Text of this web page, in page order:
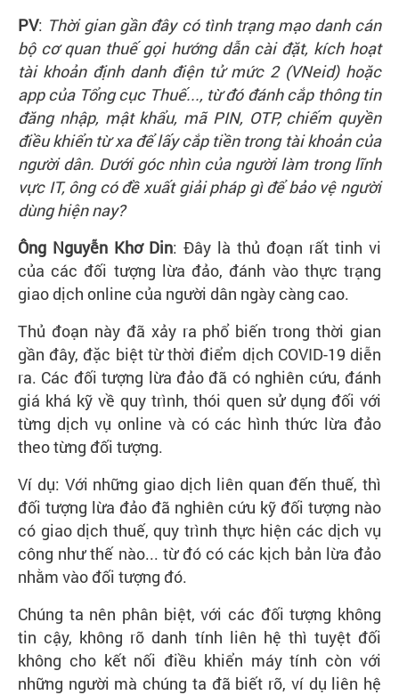
PV: Thời gian gần đây có tình trạng mạo danh cán
bộ cơ quan thuế gọi hướng dẫn cài đặt, kích hoạt
tài khoản định danh điện tử mức 2 (VNeid) hoặc
app của Tổng cục Thuế..., từ đó đánh cắp thông tin
đăng nhập, mật khẩu, mã PIN, OTP, chiếm quyền
điều khiển từ xa để lấy cắp tiền trong tài khoản của
người dân. Dưới góc nhìn của người làm trong lĩnh
vực IT, ông có đề xuất giải pháp gì để bảo vệ người
dùng hiện nay?
Ông Nguyễn Khơ Din: Đây là thủ đoạn rất tinh vi
của các đối tượng lừa đảo, đánh vào thực trạng
giao dịch online của người dân ngày càng cao.
Thủ đoạn này đã xảy ra phổ biến trong thời gian
gần đây, đặc biệt từ thời điểm dịch COVID-19 diễn
ra. Các đối tượng lừa đảo đã có nghiên cứu, đánh
giá khá kỹ về quy trình, thói quen sử dụng đối với
từng dịch vụ online và có các hình thức lừa đảo
theo từng đối tượng.
Ví dụ: Với những giao dịch liên quan đến thuế, thì
đối tượng lừa đảo đã nghiên cứu kỹ đối tượng nào
có giao dịch thuế, quy trình thực hiện các dịch vụ
công như thế nào... từ đó có các kịch bản lừa đảo
nhằm vào đối tượng đó.
Chúng ta nên phân biệt, với các đối tượng không
tin cậy, không rõ danh tính liên hệ thì tuyệt đối
không cho kết nối điều khiển máy tính còn với
những người mà chúng ta đã biết rõ, ví dụ liên hệ